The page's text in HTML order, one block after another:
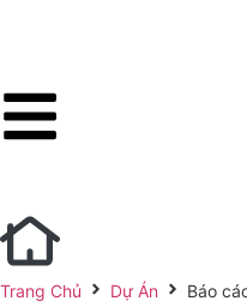
Trang Chủ Dự Án Báo